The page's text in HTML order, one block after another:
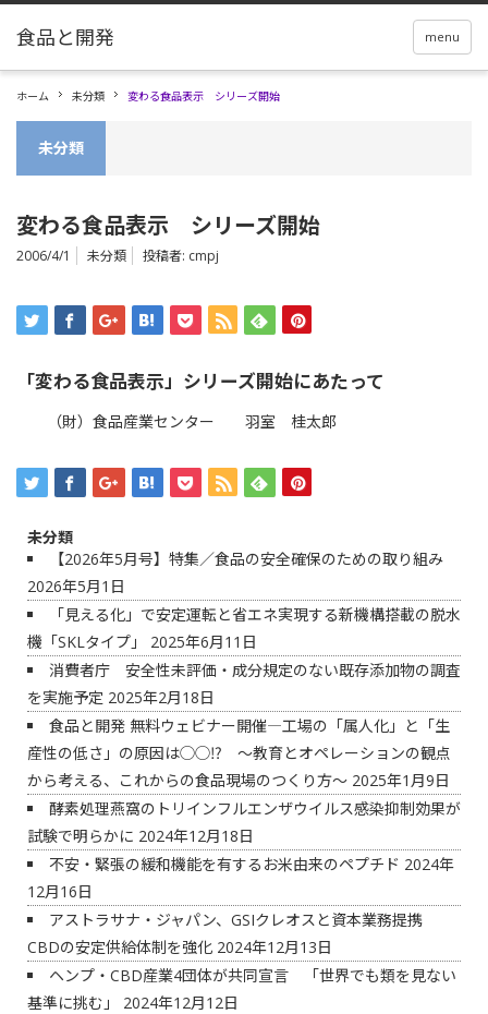
menu
ホーム 未分類 変わる食品表示 シリーズ開始
未分類
変わる食品表示 シリーズ開始
2006/4/1 未分類 投稿者: cmpj
「変わる食品表示」シリーズ開始にあたって
（財）食品産業センター 羽室 桂太郎
未分類
【2026年5月号】特集／食品の安全確保のための取り組み
2026年5月1日
「見える化」で安定運転と省エネ実現する新機構搭載の脱水
機「SKLタイプ」
2025年6月11日
消費者庁 安全性未評価・成分規定のない既存添加物の調査
を実施予定 2025年2月18日
食品と開発 無料ウェビナー開催―工場の「属人化」と「生
産性の低さ」の原因は◯◯⁉ ～教育とオペレーションの観点
から考える、これからの食品現場のつくり方～ 2025年1月9日
酵素処理燕窩のトリインフルエンザウイルス感染抑制効果が
試験で明らかに 2024年12月18日
不安・緊張の緩和機能を有するお米由来のペプチド 2024年
12月16日
アストラサナ・ジャパン、GSIクレオスと資本業務提携
CBDの安定供給体制を強化 2024年12月13日
ヘンプ・CBD産業4団体が共同宣言 「世界でも類を見ない
基準に挑む」
2024年12月12日